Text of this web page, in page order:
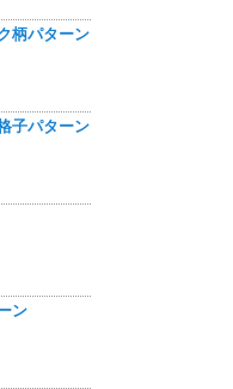
柄パターン
子パターン
ン